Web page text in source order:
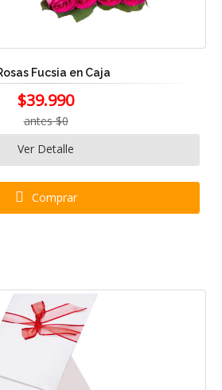
Fucsia en Caja
$39.990
antes $0
Ver Detalle
Comprar